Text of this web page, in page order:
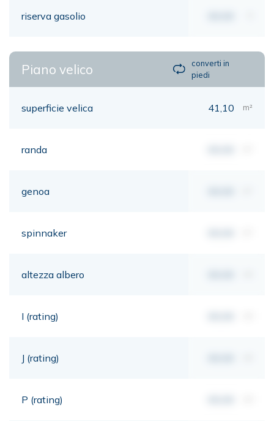
riserva gasolio
Piano velico
converti in
piedi
superficie velica 41,10 m²
randa
genoa
spinnaker
altezza albero
I (rating)
J (rating)
P (rating)